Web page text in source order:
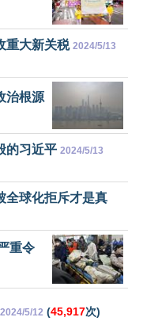
重大新关税 2024/5/13
治根源
的习近平 2024/5/13
全球化拒斥才是真
重令
2024/5/12 (45,917次)